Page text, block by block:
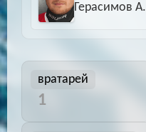
Герасимов А.
вратарей
1